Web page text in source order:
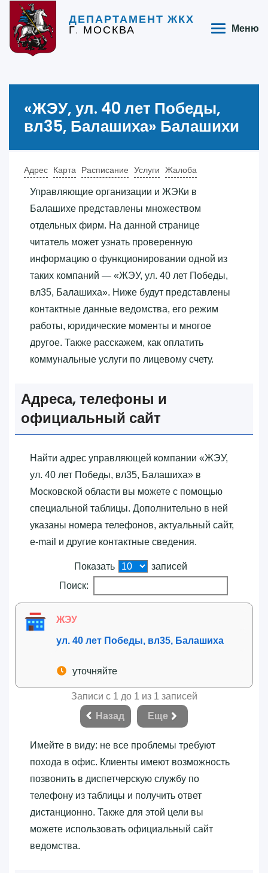
ДЕПАРТАМЕНТ ЖКХ
Г. МОСКВА Меню
«‎ЖЭУ, ул. 40 лет Победы,
вл35, Балашиха»‎ Балашихи
Адрес Карта Расписание Услуги Жалоба
Управляющие организации и ЖЭКи в
Балашихе представлены множеством
отдельных фирм. На данной странице
читатель может узнать проверенную
информацию о функционировании одной из
таких компаний — «‎ЖЭУ, ул. 40 лет Победы,
вл35, Балашиха»‎. Ниже будут представлены
контактные данные ведомства, его режим
работы, юридические моменты и многое
другое. Также расскажем, как оплатить
коммунальные услуги по лицевому счету.
Адреса, телефоны и
официальный сайт
Найти адрес управляющей компании «‎ЖЭУ,
ул. 40 лет Победы, вл35, Балашиха»‎ в
Московской области вы можете с помощью
специальной таблицы. Дополнительно в ней
указаны номера телефонов, актуальный сайт,
e-mail и другие контактные сведения.
Показать
записей
Поиск:
ЖЭУ
ул. 40 лет Победы, вл35, Балашиха
уточняйте
Записи с 1 до 1 из 1 записей
Назад
Еще
Имейте в виду: не все проблемы требуют
похода в офис. Клиенты имеют возможность
позвонить в диспетчерскую службу по
телефону из таблицы и получить ответ
дистанционно. Также для этой цели вы
можете использовать официальный сайт
ведомства.